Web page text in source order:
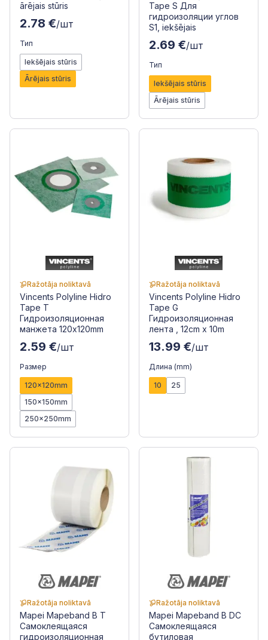
ārējais stūris
2.78 €/шт
Тип
Iekšējais stūris
Ārējais stūris
Tape S Для
гидроизоляции углов
S1, iekšējais
2.69 €/шт
Тип
Iekšējais stūris
Ārējais stūris
Ražotāja noliktavā
Vincents Polyline Hidro
Tape T
Гидроизоляционная
манжета 120x120mm
2.59 €/шт
Размер
120x120mm
150x150mm
250x250mm
Ražotāja noliktavā
Vincents Polyline Hidro
Tape G
Гидроизоляционная
лента , 12cm x 10m
13.99 €/шт
Длина (mm)
10 25
Ražotāja noliktavā
Mapei Mapeband B T
Самоклеящаяся
гидроизоляционная
Ražotāja noliktavā
Mapei Mapeband B DC
Самоклеящаяся
бутиловая